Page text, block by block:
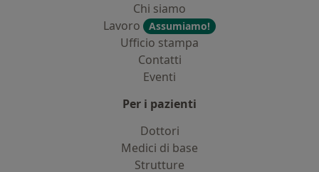
Chi siamo
Lavoro
Assumiamo!
Ufficio stampa
Contatti
Eventi
Per i pazienti
Dottori
Medici di base
Strutture